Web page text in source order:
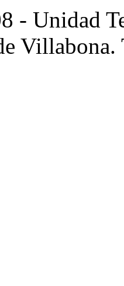
- Unidad
Villabona.